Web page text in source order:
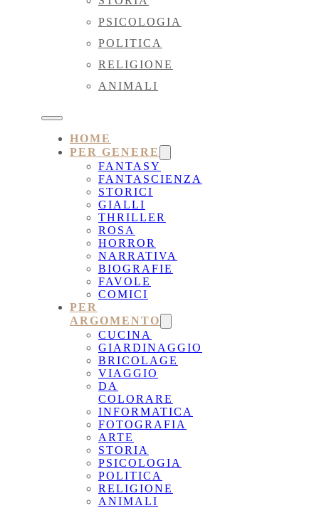
PSICOLOGIA
POLITICA
RELIGIONE
ANIMALI
HOME
PER GENERE
FANTASY
FANTASCIENZA
STORICI
GIALLI
THRILLER
ROSA
HORROR
NARRATIVA
BIOGRAFIE
FAVOLE
COMICI
PER
ARGOMENTO
CUCINA
GIARDINAGGIO
BRICOLAGE
VIAGGIO
DA
COLORARE
INFORMATICA
FOTOGRAFIA
ARTE
STORIA
PSICOLOGIA
POLITICA
RELIGIONE
ANIMALI